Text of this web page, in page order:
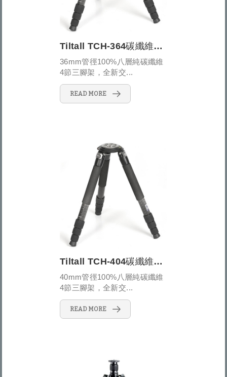
Tiltall TCH-364碳纖維穩定型三腳架
36mm管徑100%八層純碳纖維
4節三腳架，全新交...
READ MORE
Tiltall TCH-404碳纖維穩定型三腳架
40mm管徑100%八層純碳纖維
4節三腳架，全新交...
READ MORE